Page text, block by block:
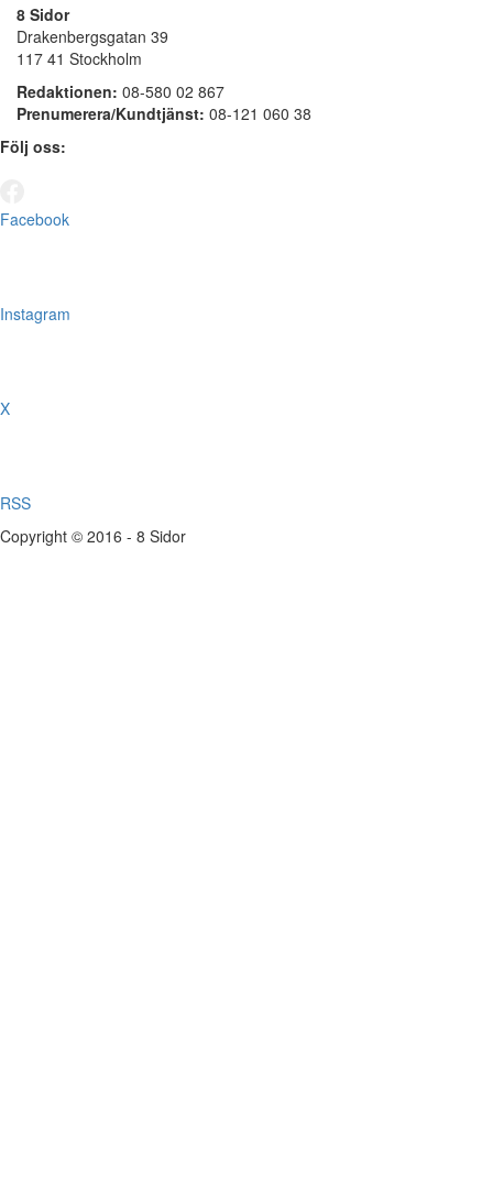
8 Sidor
Drakenbergsgatan 39
117 41 Stockholm
Redaktionen: 08-580 02 867
Prenumerera/Kundtjänst: 08-121 060 38
Följ oss:
Facebook
Instagram
X
RSS
Copyright © 2016 - 8 Sidor